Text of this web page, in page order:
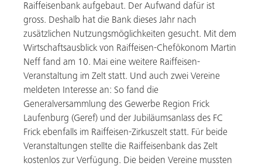
Raiffeisenbank aufgebaut. Der Aufwand dafür ist
gross. Deshalb hat die Bank dieses Jahr nach
zusätzlichen Nutzungsmöglichkeiten gesucht. Mit dem
Wirtschaftsausblick von Raiffeisen-Chefökonom Martin
Neff fand am 10. Mai eine weitere Raiffeisen-
Veranstaltung im Zelt statt. Und auch zwei Vereine
meldeten Interesse an: So fand die
Generalversammlung des Gewerbe Region Frick
Laufenburg (Geref) und der Jubiläumsanlass des FC
Frick ebenfalls im Raiffeisen-Zirkuszelt statt. Für beide
Veranstaltungen stellte die Raiffeisenbank das Zelt
kostenlos zur Verfügung. Die beiden Vereine mussten